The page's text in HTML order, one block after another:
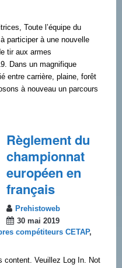
Toute l’équipe du
participer à une nouvelle
tir aux armes
Dans un magnifique
entre carrière, plaine, forêt
à nouveau un parcours
Règlement du
championnat
européen en
français
Prehistoweb
30 mai 2019
compétiteurs CETAP,
content. Veuillez Log In. Not